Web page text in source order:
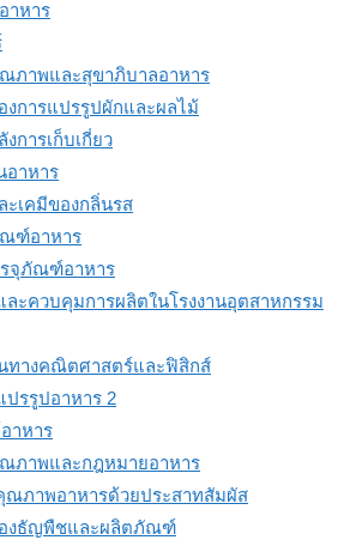
าหาร
ณภาพและสุขาภิบาลอาหาร
งการแปรรูปผักและผลไม้
การเก็บเกี่ยว
อาหาร
ะเคมีของกลิ่นรส
ฑ์อาหาร
รจุภัณฑ์อาหาร
ละควบคุมการผลิตในโรงงานอุตสาหกรรม
นทางคณิตศาสตร์และฟิสิกส์
ปรรูปอาหาร 2
าหาร
ณภาพและกฎหมายอาหาร
ณภาพอาหารด้วยประสาทสัมผัส
องธัญพืชและผลิตภัณฑ์